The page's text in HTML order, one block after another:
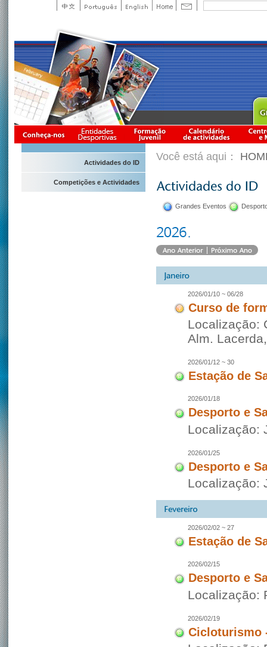
Actividades do ID
Competições e Actividades
Você está aqui：
Grandes Eventos
2026/01/10 ~ 06/28
Curso de
Localização:
Alm.
2026/01/12 ~ 30
Estação de
2026/01/18
Desporto e
Localização:
2026/01/25
Desporto e
Localização:
2026/02/02 ~ 27
Estação de
2026/02/15
Desporto e
Localização:
2026/02/19
Cicloturismo